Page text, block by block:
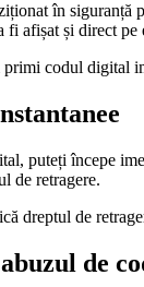
în siguranță
afișat și direct pe
codul digital
puteți începe
de retragere.
dreptul de
de